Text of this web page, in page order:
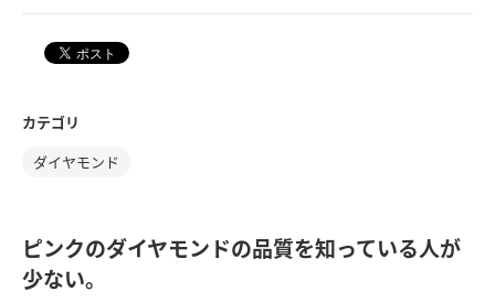
カテゴリ
ダイヤモンド
ピンクのダイヤモンドの品質を知っている人が
少ない。